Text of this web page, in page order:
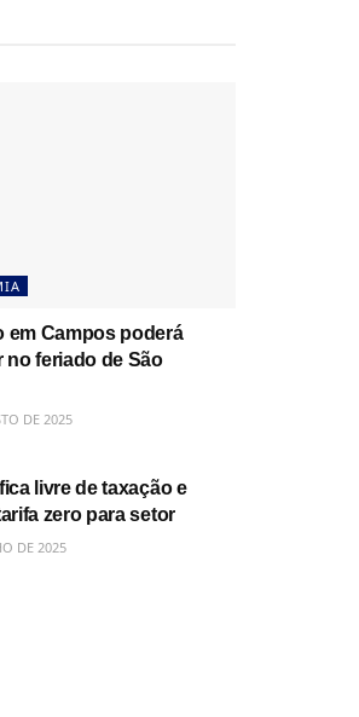
em Campos poderá
no feriado de São
DE 2025
livre de taxação e
zero para setor
DE 2025